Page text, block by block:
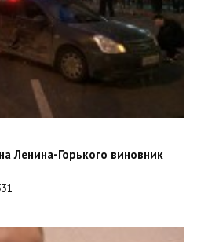
Ленина-Горького виновник